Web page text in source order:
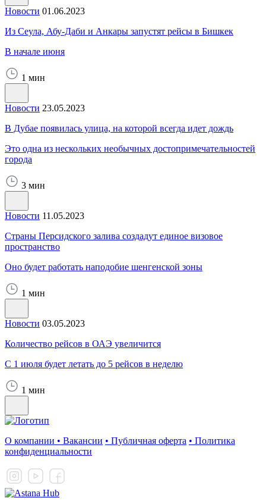
Новости 01.06.2023
Из Сеула, Абу-Даби и Анкары запустят рейсы в Бишкек
В начале июня
1 мин
Новости 23.05.2023
В Дубае появилась улица, на которой всегда идет дождь
Это одна из нескольких необычных достопримечательностей
города
3 мин
Новости 11.05.2023
Страны Персидского залива создадут единое визовое
пространство
Оно будет работать наподобие шенгенской зоны
1 мин
Новости 03.05.2023
Количество рейсов в ОАЭ увеличится
С 1 июля будет летать до 5 рейсов в неделю
1 мин
О компании • Вакансии • Публичная оферта • Политика
конфиденциальности